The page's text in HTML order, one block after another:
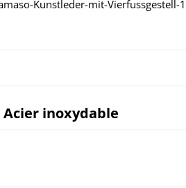
Acier inoxydable